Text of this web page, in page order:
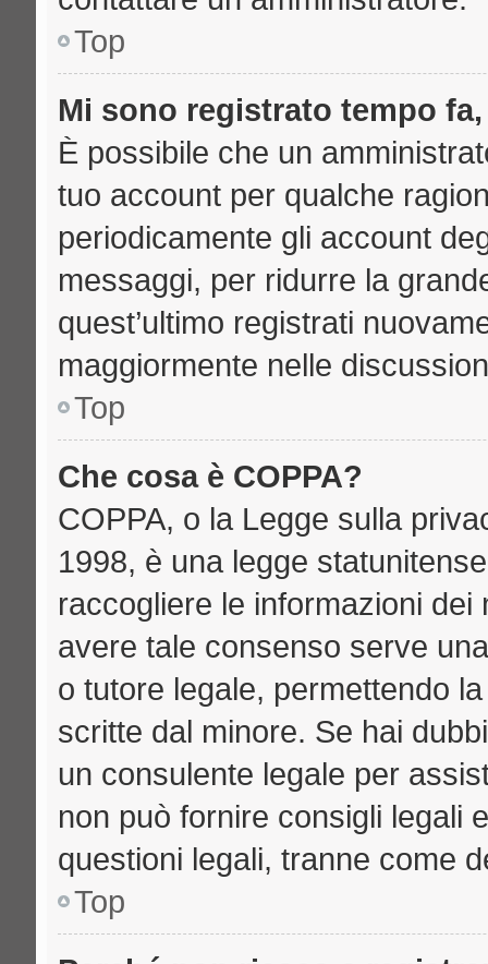
Top
Mi sono registrato tempo
È possibile che un
tuo account per qualche
periodicamente gli account
messaggi, per ridurre la
quest’ultimo registrati
maggiormente nelle
Top
Che cosa è COPPA?
COPPA, o la Legge sulla
1998, è una legge
raccogliere le informazioni
avere tale consenso serve
o tutore legale, permettendo
scritte dal minore. Se hai
un consulente legale per
non può fornire consigli legali
questioni legali, tranne come
Top